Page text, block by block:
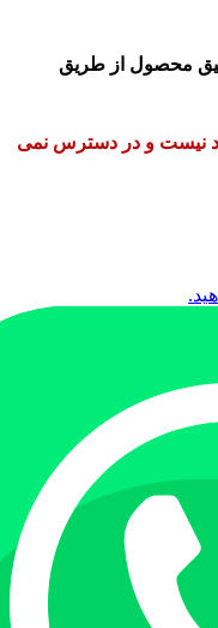
محصول از طریق
نیست و در دسترس نمی